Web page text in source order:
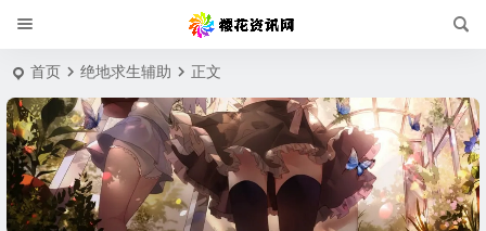
首页 绝地求生辅助 正文